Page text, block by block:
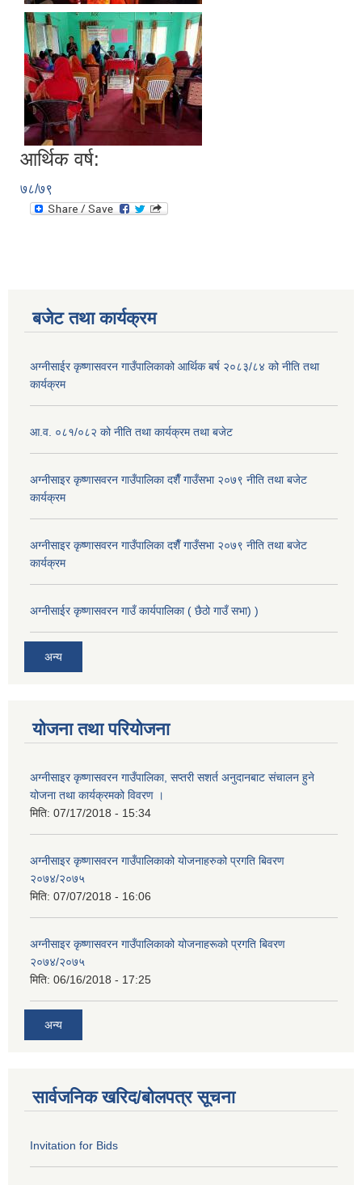
आर्थिक वर्ष:
७८/७९
बजेट तथा कार्यक्रम
अग्नीसाईर कृष्णासवरन गाउँपालिकाको आर्थिक बर्ष २०८३/८४ को नीति तथा
कार्यक्रम
आ.व. ०८१/०८२ को नीति तथा कार्यक्रम तथा बजेट
अग्नीसाइर कृष्णासवरन गाउँपालिका दशैँ गाउँसभा २०७९ नीति तथा बजेट
कार्यक्रम
अग्नीसाइर कृष्णासवरन गाउँपालिका दशैँ गाउँसभा २०७९ नीति तथा बजेट
कार्यक्रम
अग्नीसाईर कृष्णासवरन गाउँ कार्यपालिका ( छैठो गाउँ सभा) )
अन्य
योजना तथा परियोजना
अग्नीसाइर कृष्णासवरन गाउँपालिका, सप्तरी सशर्त अनुदानबाट संचालन हुने
योजना तथा कार्यक्रमको विवरण ।
मिति: 07/17/2018 - 15:34
अग्नीसाइर कृष्णासवरन गाउँपालिकाको योजनाहरुको प्रगति बिवरण
२०७४/२०७५
मिति: 07/07/2018 - 16:06
अग्नीसाइर कृष्णासवरन गाउँपालिकाको योजनाहरूको प्रगति बिवरण
२०७४/२०७५
मिति: 06/16/2018 - 17:25
अन्य
सार्वजनिक खरिद/बोलपत्र सूचना
Invitation for Bids